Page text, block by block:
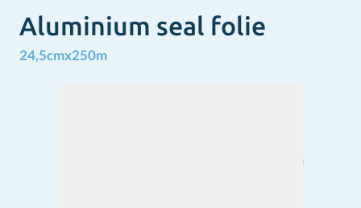
Aluminium seal folie
24,5cmx250m